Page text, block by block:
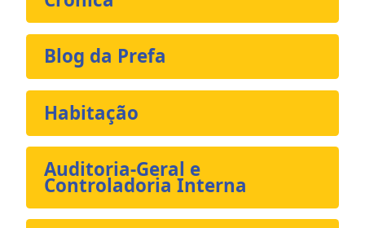
Blog da Prefa
Habitação
Auditoria-Geral e
Controladoria Interna